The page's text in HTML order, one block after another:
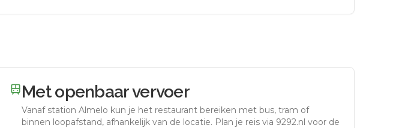
Met openbaar vervoer
Vanaf station Almelo kun je het restaurant bereiken met bus, tram of
binnen loopafstand, afhankelijk van de locatie. Plan je reis via 9292.nl voor de